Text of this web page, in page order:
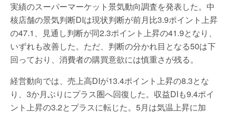
実績のスーパーマーケット景気動向調査を発表した。中
核店舗の景気判断DIは現状判断が前月比3.9ポイント上昇
の47.1、見通し判断が同2.3ポイント上昇の41.9となり、
いずれも改善した。ただ、判断の分かれ目となる50は下
回っており、消費者の購買意欲には慎重さが残る。
経営動向では、売上高DIが13.4ポイント上昇の8.3とな
り、3か月ぶりにプラス圏へ回復した。収益DIも9.4ポイ
ント上昇の3.2とプラスに転じた。5月は気温上昇に加